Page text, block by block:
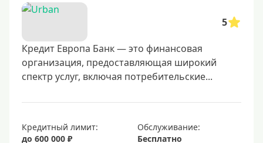
Visa
UnionPay
Мир
Platinum
Золотые
5
Кредит Европа Банк — это финансовая
организация, предоставляющая широкий
спектр услуг, включая потребительские...
Кредитный лимит:
до 600 000 ₽
Обслуживание:
Бесплатно